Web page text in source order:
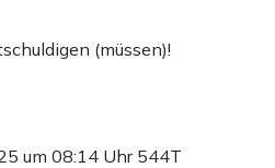
(müssen)!
um 08:14 Uhr 544T